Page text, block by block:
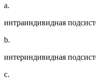
a.
интраиндивидная
b.
интериндивидная
c.